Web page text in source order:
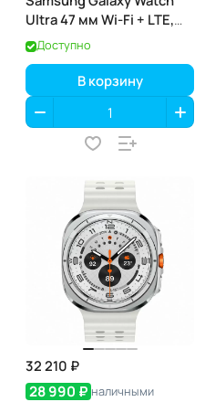
Ultra 47 мм Wi-Fi + LTE,
Серебристый титан,
Ремешок черный
Доступно
В корзину
32 210 ₽
28 990 ₽ наличными